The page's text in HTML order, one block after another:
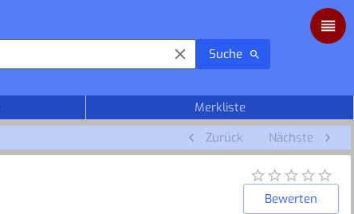
Suche
Merkliste
Zurück Nächste
Bewerten